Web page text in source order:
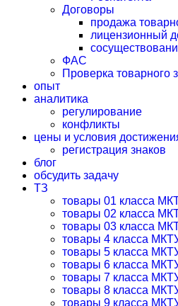
Договоры
продажа
лицензионный
ФАС
Проверка товарного
опыт
аналитика
регулирование
конфликты
цены и условия
регистрация знаков
блог
обсудить задачу
ТЗ
товары 01 класса
товары 02 класса
товары 03 класса
товары 4 класса
товары 5 класса
товары 6 класса
товары 7 класса
товары 8 класса
товары 9 класса